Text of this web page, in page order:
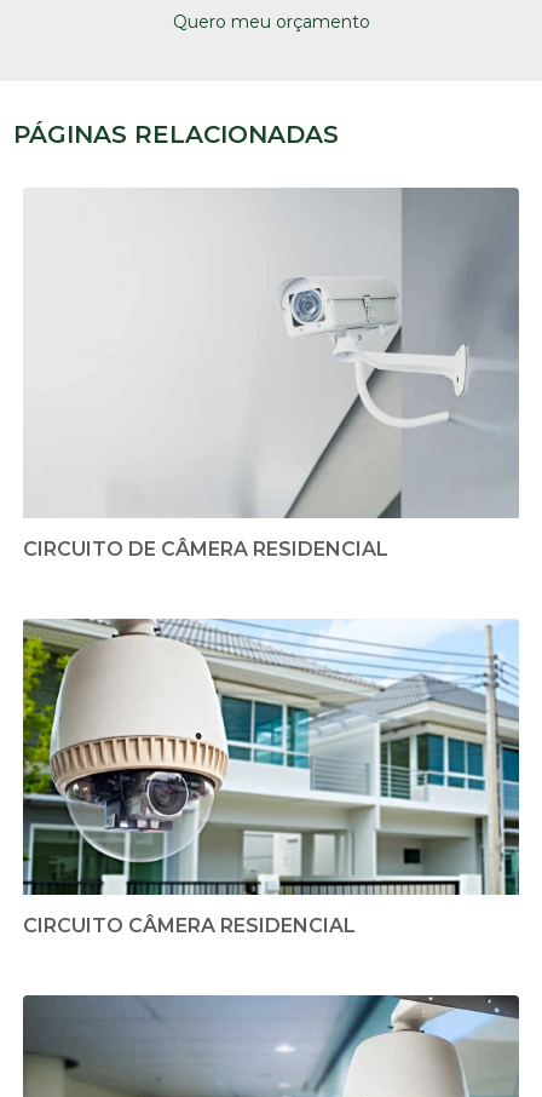
Quero meu orçamento
PÁGINAS RELACIONADAS
CIRCUITO DE CÂMERA RESIDENCIAL
CIRCUITO CÂMERA RESIDENCIAL